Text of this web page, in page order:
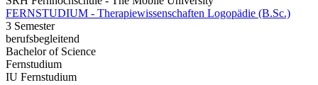
FERNSTUDIUM - Therapiewissenschaften Logopädie (B.Sc.)
3 Semester
berufsbegleitend
Bachelor of Science
Fernstudium
IU Fernstudium